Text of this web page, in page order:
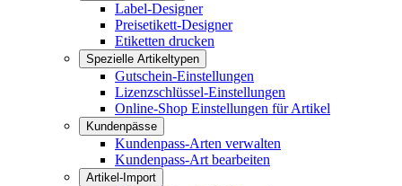
Label-Designer
Preisetikett-Designer
Etiketten drucken
Spezielle Artikeltypen
Gutschein-Einstellungen
Lizenzschlüssel-Einstellungen
Online-Shop Einstellungen für Artikel
Kundenpässe
Kundenpass-Arten verwalten
Kundenpass-Art bearbeiten
Artikel-Import